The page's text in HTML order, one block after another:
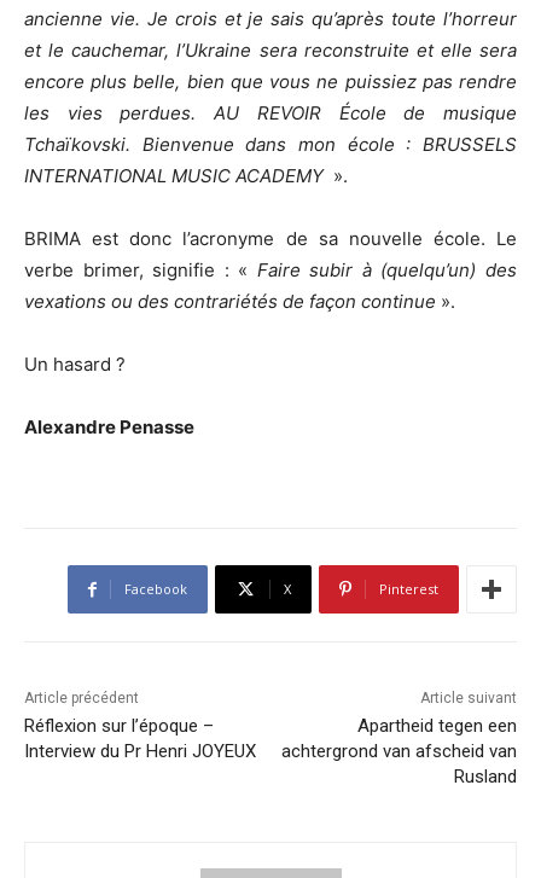
ancienne vie. Je crois et je sais qu’après toute l’horreur
et le cauchemar, l’Ukraine sera reconstruite et elle sera
encore plus belle, bien que vous ne puissiez pas rendre
les vies perdues. AU REVOIR École de musique
Tchaïkovski. Bienvenue dans mon école : BRUSSELS
INTERNATIONAL MUSIC ACADEMY ».
BRIMA est donc l’acronyme de sa nouvelle école. Le
verbe brimer, signifie : « Faire subir à (quelqu’un) des
vexations ou des contrariétés de façon continue ».
Un hasard ?
Alexandre Penasse
Facebook X Pinterest
Article précédent
Réflexion sur l’époque –
Interview du Pr Henri JOYEUX
Article suivant
Apartheid tegen een
achtergrond van afscheid van
Rusland